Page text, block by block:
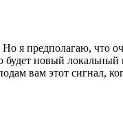
я предполагаю, что
новый локальный
вам этот сигнал,